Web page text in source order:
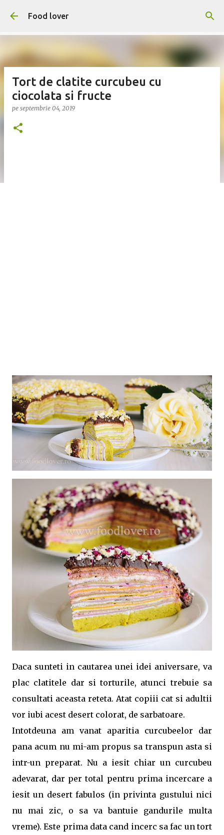
Treceți la conținutul principal
Food lover
Tort de clatite curcubeu cu
ciocolata si fructe
pe septembrie 04, 2019
Daca sunteti in cautarea unei idei aniversare, va
plac clatitele dar si torturile, atunci trebuie sa
consultati aceasta reteta. Atat copiii cat si adultii
vor iubi acest desert colorat, de sarbatoare.
Intotdeuna am vanat aparitia curcubeelor dar
pana acum nu mi-am propus sa transpun asta si
intr-un preparat. Nu a iesit chiar un curcubeu
adevarat, dar per total pentru prima incercare a
iesit un desert fabulos (in privinta gustului nici
nu mai zic, o sa va bantuie gandurile multa
vreme). Este prima data cand incerc sa fac un tort